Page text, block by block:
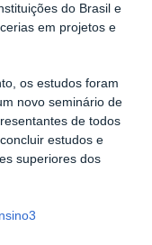
do Brasil e
em projetos e
os estudos foram
novo seminário de
de todos
estudos e
superiores dos